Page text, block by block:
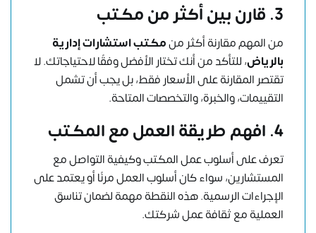
3. قارن بين أكثر من مكتب
من المهم مقارنة أكثر منمكتب استشارات إدارية
بالرياض، للتأكد من أنك تختار الأفضل وفقًا لاحتياجاتك. لا
تقتصر المقارنة على الأسعار فقط، بل يجب أن تشمل
التقييمات، والخبرة، والتخصصات المتاحة.
4. افهم طريقة العمل مع المكتب
تعرف على أسلوب عمل المكتب وكيفية التواصل مع
المستشارين، سواء كان أسلوب العمل مرنًا أو يعتمد على
الإجراءات الرسمية. هذه النقطة مهمة لضمان تناسق
العملية مع ثقافة عمل شركتك.